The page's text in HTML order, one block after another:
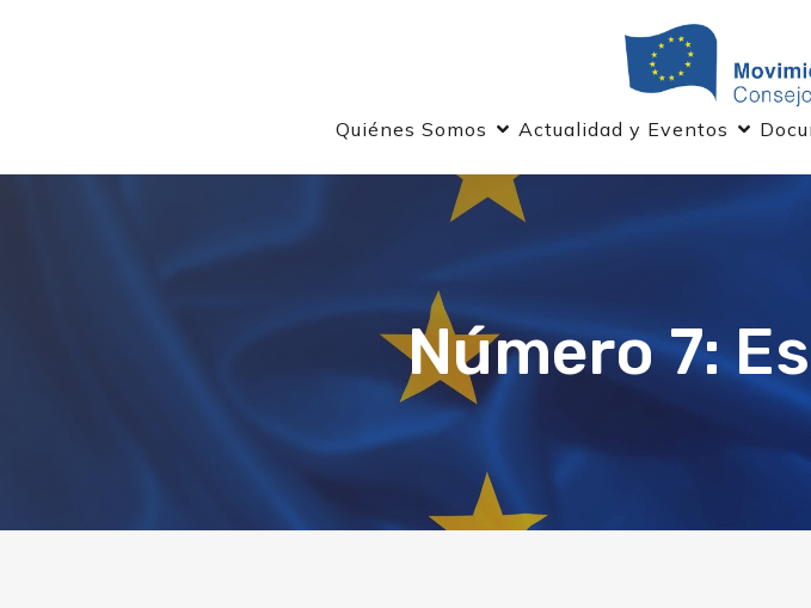
Quiénes Somos Actualidad y Eventos
Número 7: